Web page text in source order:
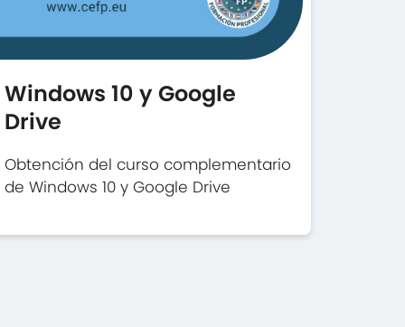
Windows 10 y Google
Drive
Obtención del curso complementario
de Windows 10 y Google Drive